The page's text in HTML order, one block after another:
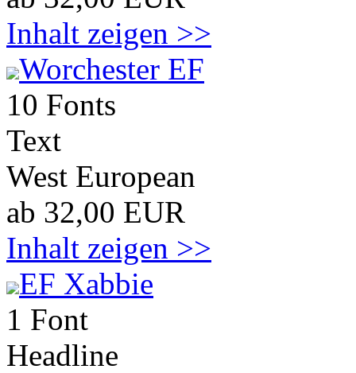
Inhalt zeigen >>
Worchester EF
10 Fonts
Text
West European
ab 32,00 EUR
Inhalt zeigen >>
EF Xabbie
1 Font
Headline